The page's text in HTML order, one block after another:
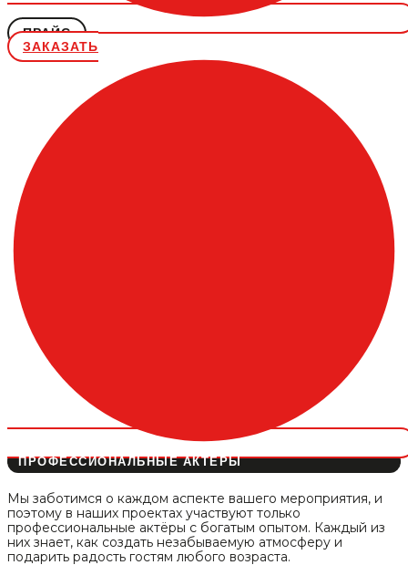
ПРАЙС
ЗАКАЗАТЬ
ПРОФЕССИОНАЛЬНЫЕ АКТЁРЫ
Мы заботимся о каждом аспекте вашего мероприятия, и
поэтому в наших проектах участвуют только
профессиональные актёры с богатым опытом. Каждый из
них знает, как создать незабываемую атмосферу и
подарить радость гостям любого возраста.